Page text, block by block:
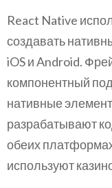
React Native
создавать
iOS и Android.
компонентный
нативные
разрабатывают
обеих
используют